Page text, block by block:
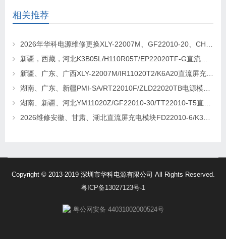
相关推荐
2026年华科电源维修更换XLY-22007M、GF22010-20、CHR-22020直流屏充电模块
新疆，西藏，河北K3B05L/H110R05T/EP22020TF-G直流屏充电模块维修更换
新疆、广东、广西XLY-22007M/IR11020T2/K6A20直流屏充电模块维修更换
湖南、广东、新疆PMI-SA/RT22010F/ZLD22020TB电源模块维修更换
湖南、新疆、河北YM11020Z/GF22010-30/TT22010-T5直流屏充电模块维修更换
2026维修安徽、甘肃、湖北直流屏充电模块FD22010-6/K3B20L/GF22010-10
Copyright © 2013-2019 深圳市华科电源有限公司 All Rights Reserved.
粤ICP备13027123号-1
粤公网安备 44031002000524号